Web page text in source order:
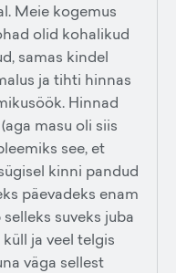
Meie kogemus
olid kohalikud
samas kindel
ja tihti hinnas
Hinnad
masu oli siis
see, et
kinni pandud
päevadeks enam
suveks juba
ja veel telgis
väga sellest